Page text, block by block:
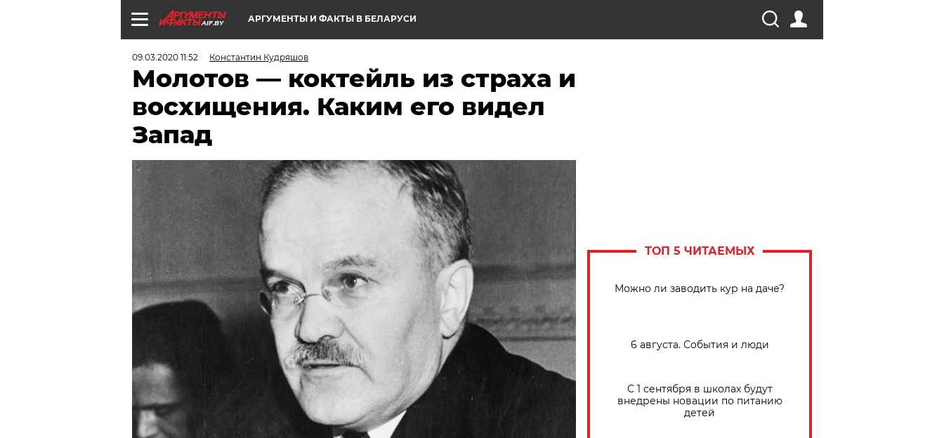
AIF.BY АРГУМЕНТЫ И ФАКТЫ В БЕЛАРУСИ
09.03.2020 11:52 Константин Кудряшов
Молотов — коктейль из страха и
восхищения. Каким его видел
Запад
ТОП 5 ЧИТАЕМЫХ
Можно ли заводить кур на даче?
6 августа. События и люди
С 1 сентября в школах будут
внедрены новации по питанию
детей